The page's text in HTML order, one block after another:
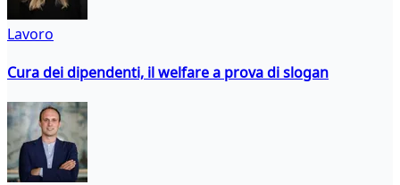
Lavoro
Cura dei dipendenti, il welfare a prova di slogan